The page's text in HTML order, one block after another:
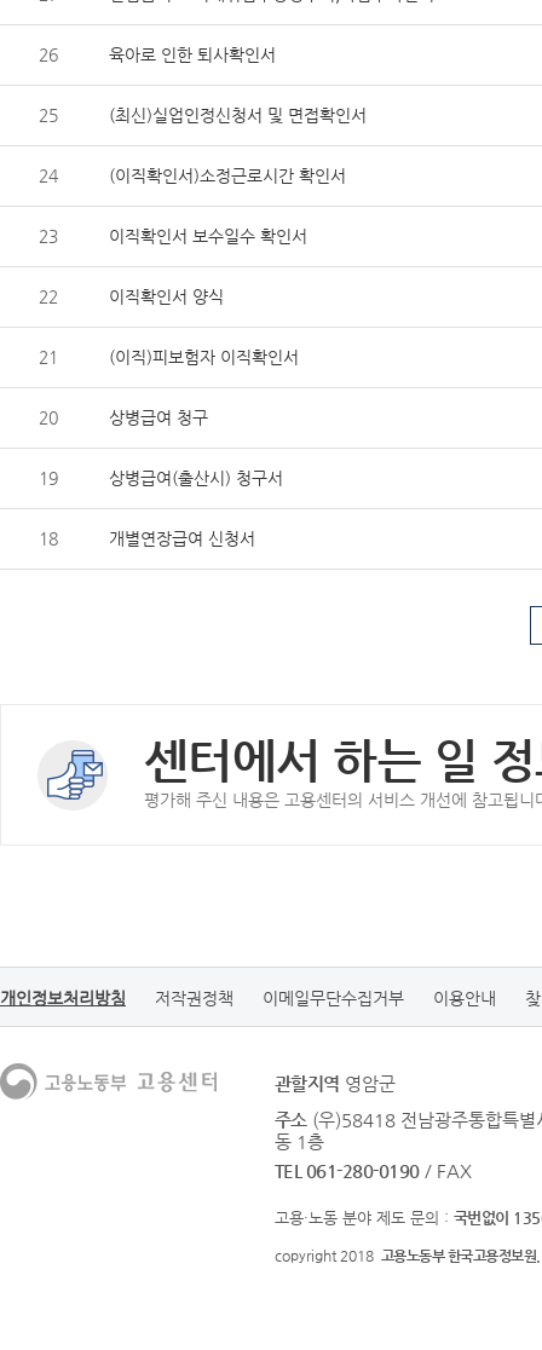
26 육아로 인한 퇴사확인서
25 (최신)실업인정신청서 및 면접확인서
24 (이직확인서)소정근로시간 확인서
23 이직확인서 보수일수 확인서
22 이직확인서 양식
21 (이직)피보험자 이직확인서
20 상병급여 청구
19 상병급여(출산시) 청구서
18 개별연장급여 신청서
센터에서 하는 일
평가해 주신 내용은 고용센터의 서비스 개선에 참고됩니
개인정보처리방침 저작권정책 이메일무단수집거부 이용안내
관할지역 영암군
주소 (우)58418 전남광주통합특별
동 1층
TEL 061-280-0190 / FAX
고용·노동 분야 제도 문의 : 국번없이
copyright 2018 고용노동부 한국고용정보원.